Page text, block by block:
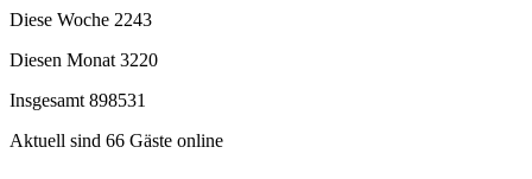
Diese Woche 2243
Diesen Monat 3220
Insgesamt 898531
Aktuell sind 66 Gäste online